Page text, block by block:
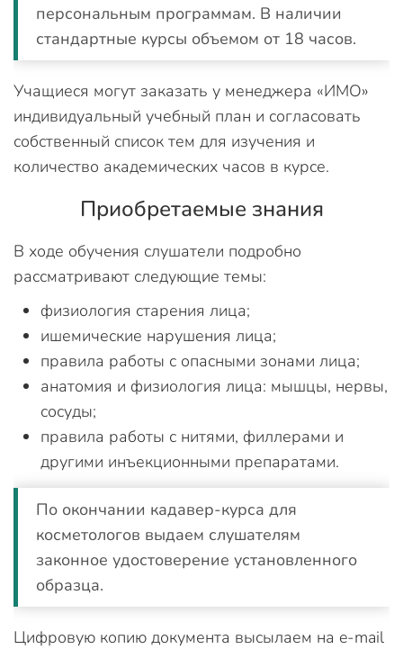
персональным программам. В наличии
стандартные курсы объемом от 18 часов.
Учащиеся могут заказать у менеджера «ИМО»
индивидуальный учебный план и согласовать
собственный список тем для изучения и
количество академических часов в курсе.
Приобретаемые знания
В ходе обучения слушатели подробно
рассматривают следующие темы:
физиология старения лица;
ишемические нарушения лица;
правила работы с опасными зонами лица;
анатомия и физиология лица: мышцы, нервы,
сосуды;
правила работы с нитями, филлерами и
другими инъекционными препаратами.
По окончании кадавер-курса для
косметологов выдаем слушателям
законное удостоверение установленного
образца.
Цифровую копию документа высылаем на e-mail